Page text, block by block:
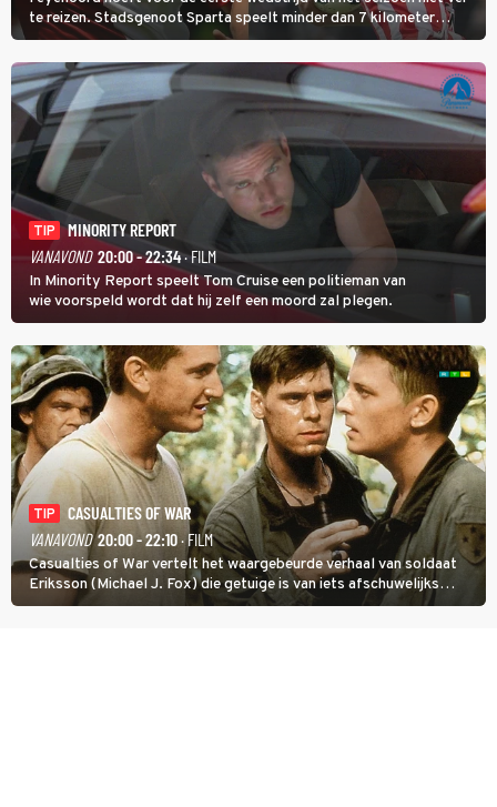
te reizen. Stadsgenoot Sparta speelt minder dan 7 kilometer
verderop. Feyenoord trok de Spaanse spits Nacho Ferri aan van
KVC Westerlo uit België.
TIP
MINORITY REPORT
VANAVOND 20:00 - 22:34· FILM
In Minority Report speelt Tom Cruise een politieman van
wie voorspeld wordt dat hij zelf een moord zal plegen.
TIP
CASUALTIES OF WAR
VANAVOND 20:00 - 22:10· FILM
Casualties of War vertelt het waargebeurde verhaal van soldaat
Eriksson (Michael J. Fox) die getuige is van iets afschuwelijks
tijdens de Vietnamoorlog. Hij besluit uit de school te klappen.